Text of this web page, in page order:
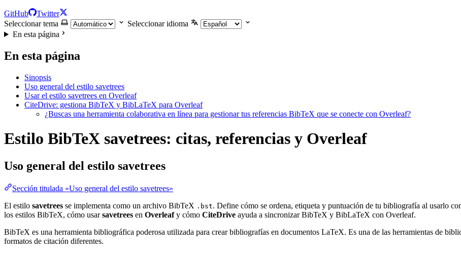
GitHub
Twitter
Seleccionar tema
Seleccionar idioma
En esta página
En esta página
Sinopsis
Uso general del estilo savetrees
Usar el estilo savetrees en Overleaf
CiteDrive: gestiona BibTeX y BibLaTeX para Overleaf
¿Buscas una herramienta colaborativa en línea para gestionar tus referencias BibTeX que se conecte con Overleaf?
Estilo BibTeX savetrees: citas, referencias y Overleaf
Uso general del estilo savetrees
Sección titulada «Uso general del estilo savetrees»
El estilo savetrees se implementa como un archivo BibTeX .bst. Define cómo se ordena, etiqueta y puntuación de tu bibliografía al usarlo
los estilos BibTeX, cómo usarsavetrees en Overleafy cómo CiteDrive ayuda a sincronizar BibTeX y BibLaTeX con Overleaf.
BibTeX es una herramienta bibliográfica poderosa utilizada para crear bibliografías en documentos LaTeX. Es una de las herramientas de
formatos de citación diferentes.